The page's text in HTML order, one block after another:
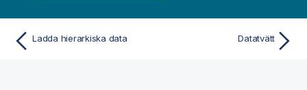
Ladda hierarkiska data Datatvätt